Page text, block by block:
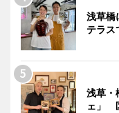
浅草
テラス
浅草・
ェ」